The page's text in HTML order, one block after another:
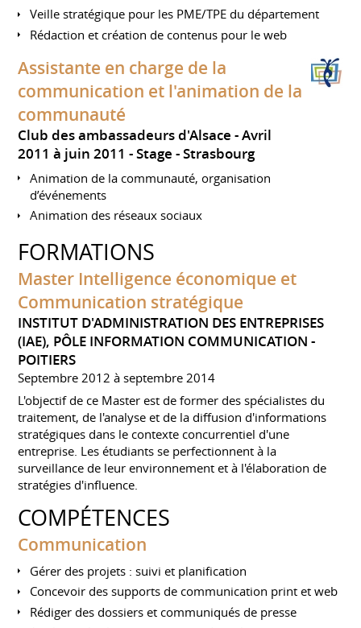
Veille stratégique pour les PME/TPE du département
Rédaction et création de contenus pour le web
Assistante en charge de la
communication et l'animation de la
communauté
Club des ambassadeurs d'Alsace
Avril
2011 à juin 2011 Stage Strasbourg
Animation de la communauté, organisation
d’événements
Animation des réseaux sociaux
FORMATIONS
Master Intelligence économique et
Communication stratégique
INSTITUT D'ADMINISTRATION DES ENTREPRISES
(IAE), PÔLE INFORMATION COMMUNICATION -
POITIERS
Septembre 2012 à septembre 2014
L'objectif de ce Master est de former des spécialistes du
traitement, de l'analyse et de la diffusion d'informations
stratégiques dans le contexte concurrentiel d'une
entreprise. Les étudiants se perfectionnent à la
surveillance de leur environnement et à l'élaboration de
stratégies d'influence.
COMPÉTENCES
Communication
Gérer des projets : suivi et planification
Concevoir des supports de communication print et web
Rédiger des dossiers et communiqués de presse